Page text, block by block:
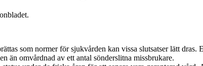
som normer för sjukvården kan vissa slutsatser lätt
än omvårdnad av ett antal sönderslitna missbrukare.